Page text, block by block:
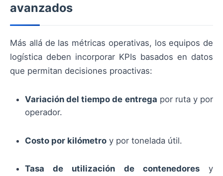
avanzados
Más allá de las métricas operativas, los equipos de
logística deben incorporar KPIs basados en datos
que permitan decisiones proactivas:
Variación del tiempo de entrega por ruta y por
operador.
Costo por kilómetro y por tonelada útil.
Tasa de utilización de contenedoresy